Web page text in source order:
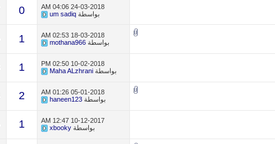
24-03-2018
04:06 AM
بواسطةum sadiq
0
18-03-2018
02:53 AM
بواسطةmothana966
1
10-02-2018
02:50 PM
بواسطةMaha ALzhrani
1
05-01-2018
01:26 AM
بواسطةhaneen123
2
10-12-2017
12:47 AM
بواسطةxbooky
1